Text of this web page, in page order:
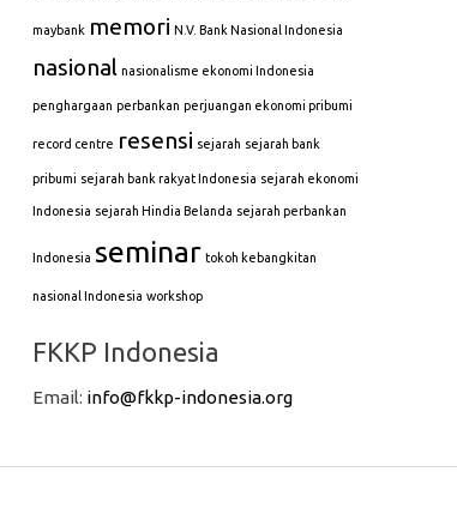
maybank memori N.V. Bank Nasional Indonesia
nasional nasionalisme ekonomi Indonesia
penghargaan perbankan perjuangan ekonomi pribumi
record centre resensi sejarah sejarah bank
pribumi sejarah bank rakyat Indonesia sejarah ekonomi
Indonesia sejarah Hindia Belanda sejarah perbankan
Indonesia seminar tokoh kebangkitan
nasional Indonesia workshop
FKKP Indonesia
Email: info@fkkp-indonesia.org